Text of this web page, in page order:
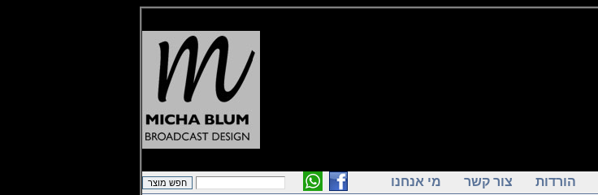
הורדות צור קשר מי אנחנו